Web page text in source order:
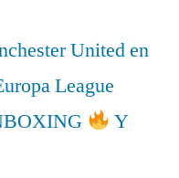
United en
League
Y